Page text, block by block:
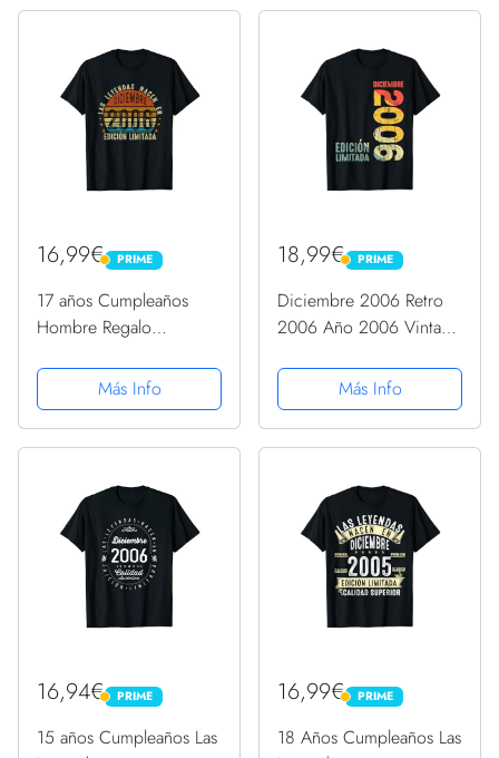
16,99€ PRIME
PRIME
17 años Cumpleaños
Hombre Regalo
CamisetaMás Info
18,99€ PRIME
PRIME
Diciembre 2006 Retro
2006 Año 2006 Vintage
CamisetaMás Info
16,94€ PRIME
PRIME
15 años Cumpleaños Las
16,99€ PRIME
PRIME
18 Años Cumpleaños Las